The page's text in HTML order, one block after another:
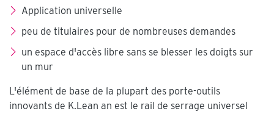
Application universelle
peu de titulaires pour de nombreuses demandes
un espace d'accès libre sans se blesser les doigts sur
un mur
L'élément de base de la plupart des porte-outils
innovants de K.Lean an est le rail de serrage universel